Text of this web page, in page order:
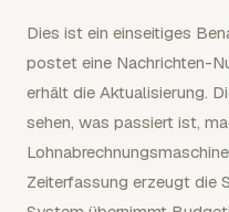
Dies ist ein einseitiges
postet eine Nachrichten-
erhält die Aktualisierung.
sehen, was passiert ist,
Zeiterfassung erzeugt die